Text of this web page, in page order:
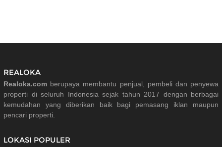
REALOKA
Realoka.com berupaya membantu penjual, pembeli dan penyewa
properti di seluruh Indonesia sejak tahun 2017 dengan berbagai
kemudahan yang diberikan baik bagi pemasang iklan maupun
pencari properti.
LOKASI POPULER